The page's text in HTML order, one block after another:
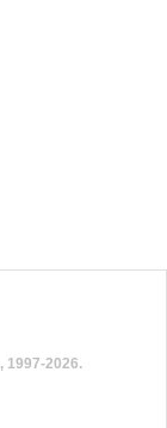
, 1997-2026.